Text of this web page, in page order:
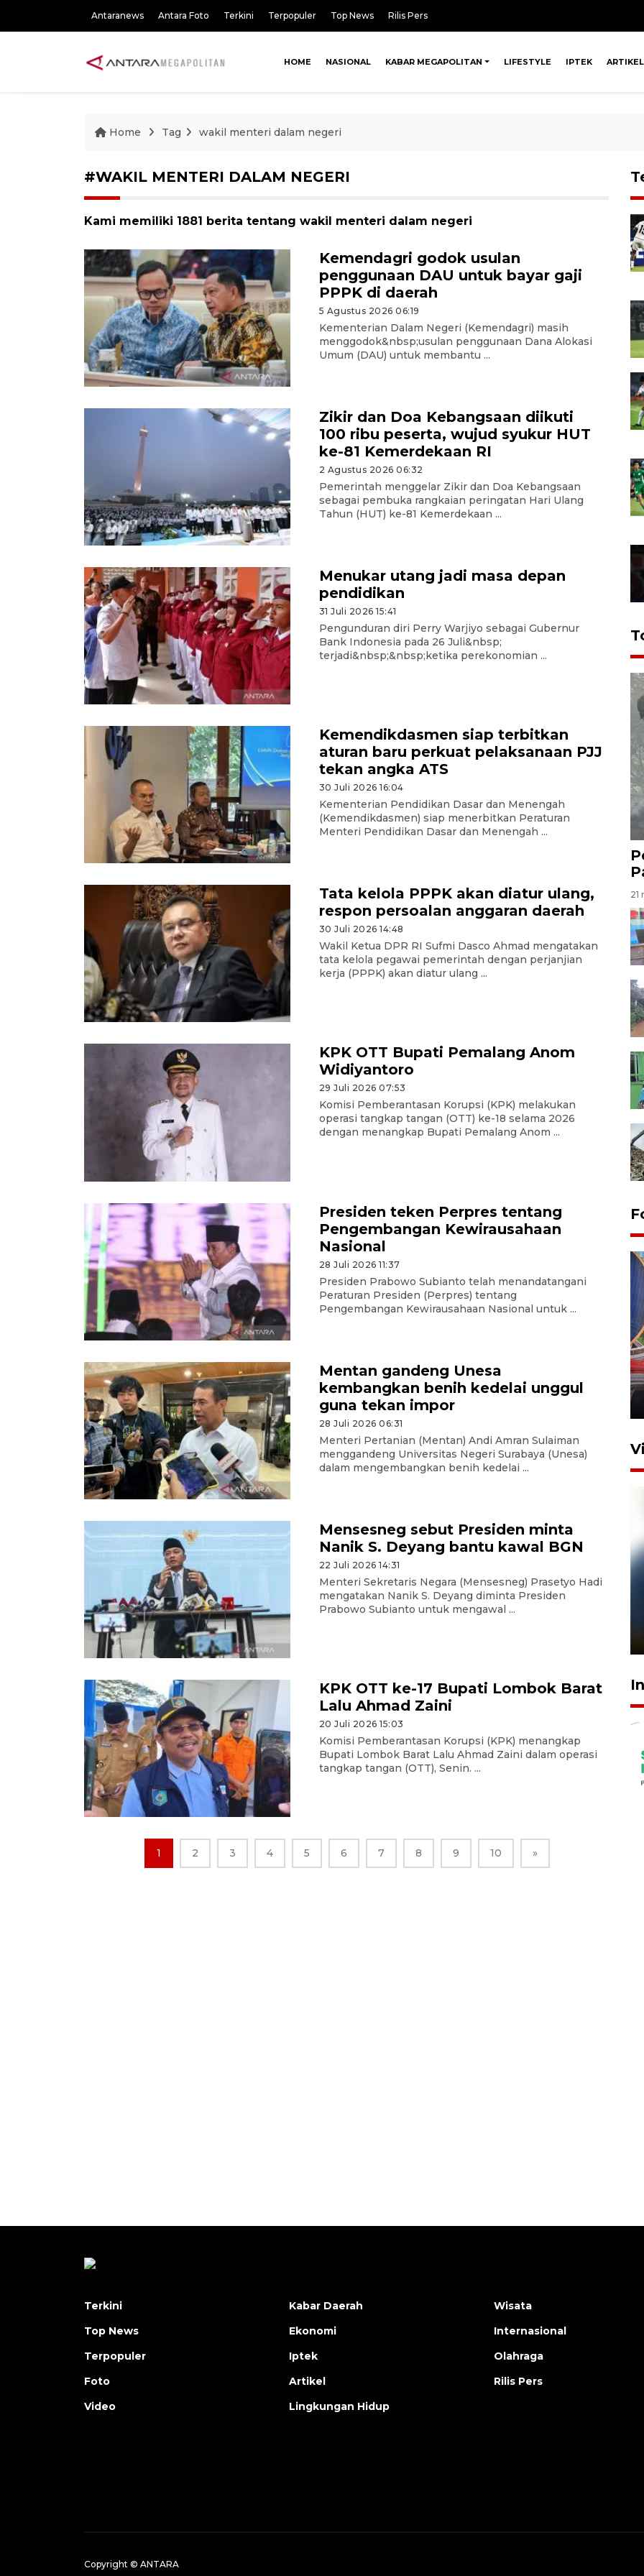
Antaranews Antara Foto Terkini Terpopuler Top News Rilis Pers
HOME NASIONAL KABAR MEGAPOLITAN LIFESTYLE IPTEK ARTIKEL
Home Tag wakil menteri dalam negeri
#WAKIL MENTERI DALAM NEGERI
Kami memiliki 1881 berita tentang wakil menteri dalam negeri
Kemendagri godok usulan
penggunaan DAU untuk bayar gaji
PPPK di daerah
5 Agustus 2026 06:19
Kementerian Dalam Negeri (Kemendagri) masih
menggodok&nbsp;usulan penggunaan Dana Alokasi
Umum (DAU) untuk membantu ...
Zikir dan Doa Kebangsaan diikuti
100 ribu peserta, wujud syukur HUT
ke-81 Kemerdekaan RI
2 Agustus 2026 06:32
Pemerintah menggelar Zikir dan Doa Kebangsaan
sebagai pembuka rangkaian peringatan Hari Ulang
Tahun (HUT) ke-81 Kemerdekaan ...
Menukar utang jadi masa depan
pendidikan
31 Juli 2026 15:41
Pengunduran diri Perry Warjiyo sebagai Gubernur
Bank Indonesia pada 26 Juli&nbsp;
terjadi&nbsp;&nbsp;ketika perekonomian ...
Kemendikdasmen siap terbitkan
aturan baru perkuat pelaksanaan PJJ
tekan angka ATS
30 Juli 2026 16:04
Kementerian Pendidikan Dasar dan Menengah
(Kemendikdasmen) siap menerbitkan Peraturan
Menteri Pendidikan Dasar dan Menengah ...
Tata kelola PPPK akan diatur ulang,
respon persoalan anggaran daerah
30 Juli 2026 14:48
Wakil Ketua DPR RI Sufmi Dasco Ahmad mengatakan
tata kelola pegawai pemerintah dengan perjanjian
kerja (PPPK) akan diatur ulang ...
KPK OTT Bupati Pemalang Anom
Widiyantoro
29 Juli 2026 07:53
Komisi Pemberantasan Korupsi (KPK) melakukan
operasi tangkap tangan (OTT) ke-18 selama 2026
dengan menangkap Bupati Pemalang Anom ...
Presiden teken Perpres tentang
Pengembangan Kewirausahaan
Nasional
28 Juli 2026 11:37
Presiden Prabowo Subianto telah menandatangani
Peraturan Presiden (Perpres) tentang
Pengembangan Kewirausahaan Nasional untuk ...
Mentan gandeng Unesa
kembangkan benih kedelai unggul
guna tekan impor
28 Juli 2026 06:31
Menteri Pertanian (Mentan) Andi Amran Sulaiman
menggandeng Universitas Negeri Surabaya (Unesa)
dalam mengembangkan benih kedelai ...
Mensesneg sebut Presiden minta
Nanik S. Deyang bantu kawal BGN
22 Juli 2026 14:31
Menteri Sekretaris Negara (Mensesneg) Prasetyo Hadi
mengatakan Nanik S. Deyang diminta Presiden
Prabowo Subianto untuk mengawal ...
KPK OTT ke-17 Bupati Lombok Barat
Lalu Ahmad Zaini
20 Juli 2026 15:03
Komisi Pemberantasan Korupsi (KPK) menangkap
Bupati Lombok Barat Lalu Ahmad Zaini dalam operasi
tangkap tangan (OTT), Senin. ...
1 2 3 4 5 6 7 8 9 10 »
21
perlintasan sebidang di
Stasiun Bogor
12 Juni 2026 18:49
Pelanggan Filaha Farm setia
sampai 8 tahan?
Terkini
Top News
Terpopuler
Foto
Video
Kabar Daerah
Ekonomi
Iptek
Artikel
Lingkungan Hidup
Wisata
Internasional
Olahraga
Rilis Pers
Copyright © ANTARA